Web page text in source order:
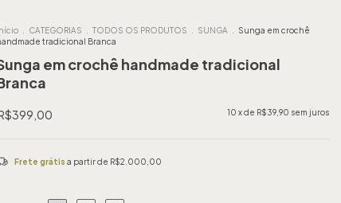
CATEGORIAS TODOS OS PRODUTOS SUNGA
Sunga em crochê
tradicional Branca
em crochê handmade tradicional
10 x de R$39,90 sem juros
Frete grátis a partir de R$2.000,00